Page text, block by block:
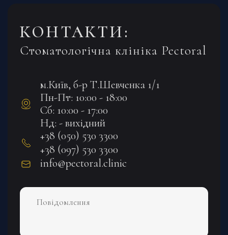
КОНТАКТИ:
Стоматологічна клініка Pectoral
м.Київ, б-р Т.Шевченка 1/1
Пн-Пт: 10:00 - 18:00
Сб: 10:00 - 17:00
Нд: - вихідний
+38 (050) 530 3300
+38 (097) 530 3300
info@pectoral.clinic